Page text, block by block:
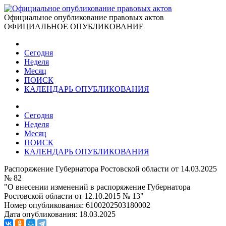
Официальное опубликование правовых актов
ОФИЦИАЛЬНОЕ ОПУБЛИКОВАНИЕ
Сегодня
Неделя
Месяц
ПОИСК
КАЛЕНДАРЬ ОПУБЛИКОВАНИЯ
Сегодня
Неделя
Месяц
ПОИСК
КАЛЕНДАРЬ ОПУБЛИКОВАНИЯ
Распоряжение Губернатора Ростовской области от 14.03.2025
№ 82
"О внесении изменений в распоряжение Губернатора
Ростовской области от 12.10.2015 № 13"
Номер опубликования: 6100202503180002
Дата опубликования: 18.03.2025